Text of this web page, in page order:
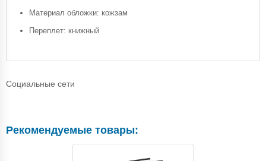
Материал обложки: кожзам
Переплет: книжный
Социальные сети
Рекомендуемые товары: